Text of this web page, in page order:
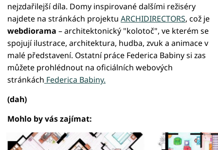
nejzdařilejší díla. Domy inspirované dalšími režiséry
najdete na stránkách projektu ARCHIDIRECTORS, což je
webdiorama – architektonický "kolotoč", ve kterém se
spojují ilustrace, architektura, hudba, zvuk a animace v
malé představení. Ostatní práce Federica Babiny si zas
můžete prohlédnout na oficiálních webových
stránkách Federica Babiny.
(dah)
Mohlo by vás zajímat: